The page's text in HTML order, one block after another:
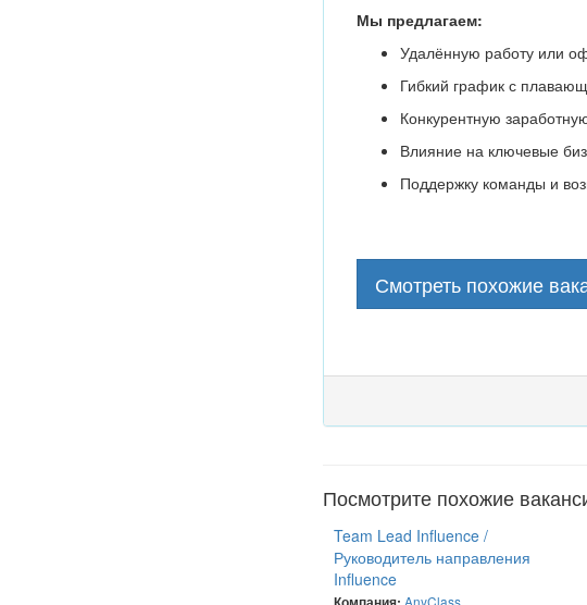
Мы предлагаем:
Удалённую работу или
Гибкий график с
Конкурентную
Влияние на ключевые
Поддержку команды и
Смотреть похожие
Посмотрите похожие
Team Lead Influence /
Руководитель направления
Influence